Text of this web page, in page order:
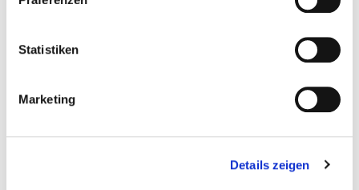
Statistiken
Marketing
Details zeigen